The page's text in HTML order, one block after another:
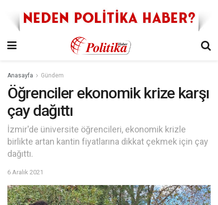
Anasayfa Gündem
Öğrenciler ekonomik krize karşı
çay dağıttı
İzmir'de üniversite öğrencileri, ekonomik krizle
birlikte artan kantin fiyatlarına dikkat çekmek için çay
dağıttı.
6 Aralık 2021